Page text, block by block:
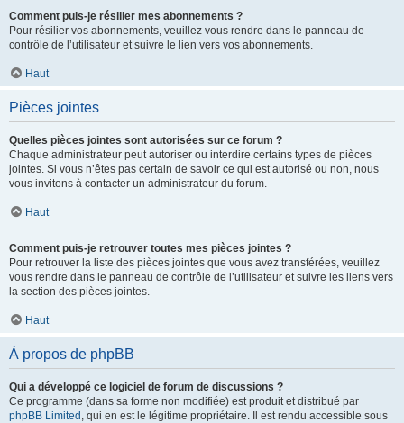
Comment puis-je résilier mes abonnements ?
Pour résilier vos abonnements, veuillez vous rendre dans le panneau de
contrôle de l’utilisateur et suivre le lien vers vos abonnements.
Haut
Pièces jointes
Quelles pièces jointes sont autorisées sur ce forum ?
Chaque administrateur peut autoriser ou interdire certains types de pièces
jointes. Si vous n’êtes pas certain de savoir ce qui est autorisé ou non, nous
vous invitons à contacter un administrateur du forum.
Haut
Comment puis-je retrouver toutes mes pièces jointes ?
Pour retrouver la liste des pièces jointes que vous avez transférées, veuillez
vous rendre dans le panneau de contrôle de l’utilisateur et suivre les liens vers
la section des pièces jointes.
Haut
À propos de phpBB
Qui a développé ce logiciel de forum de discussions ?
Ce programme (dans sa forme non modifiée) est produit et distribué par
phpBB Limited , qui en est le légitime propriétaire. Il est rendu accessible sous